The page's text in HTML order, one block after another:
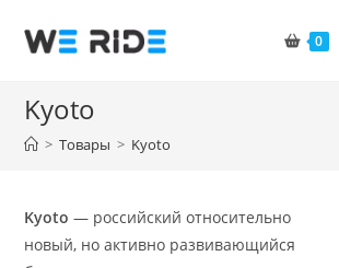
0
Kyoto
> Товары > Kyoto
Kyoto — российский относительно
новый, но активно развивающийся